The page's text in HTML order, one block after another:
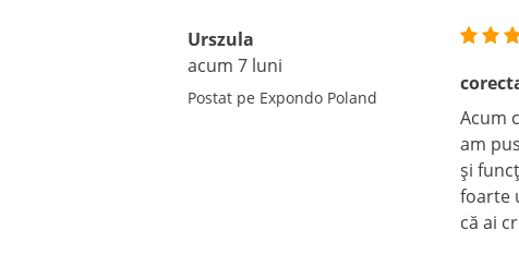
Urszula
acum 7 luni
Postat pe Expondo Poland
Acum
am
și
foarte
că ai